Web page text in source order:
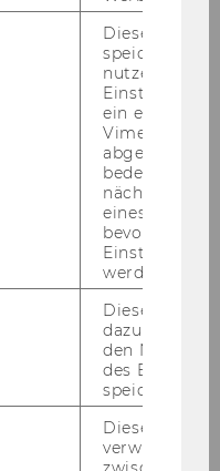
(Prof. Klaus
Regulation and
(Prof. Klaus
in Regulation and
Dieses Cookie
speichert
ein
Vimeo-Video
abgespielt
bedeutet,
nächsten
eines Vimeo-
bevorzugten
werden.
Dieser
dazu
den
des
speichern.
Dieses
verwendet,